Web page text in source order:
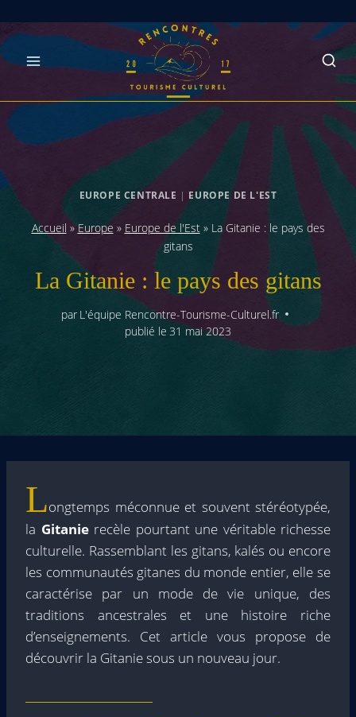
Skip
to
EUROPE CENTRALE | EUROPE DE L'EST
Accueil »Europe » Europe de l'Est» La Gitanie : le pays des
gitans
La Gitanie : le pays des gitans
par L'équipe Rencontre-Tourisme-Culturel.fr
publié le 31 mai 2023
Longtemps méconnue et souvent stéréotypée,
la Gitanierecèle pourtant une véritable richesse
culturelle. Rassemblant les gitans, kalés ou encore
les communautés gitanes du monde entier, elle se
caractérise par un mode de vie unique, des
traditions ancestrales et une histoire riche
d’enseignements. Cet article vous propose de
découvrir la Gitanie sous un nouveau jour.